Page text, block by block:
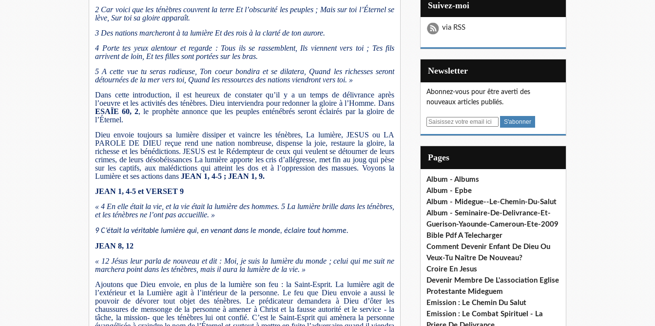
2 Car voici que les ténèbres couvrent la terre Et l’obscurité les peuples ; Mais sur toi l’Éternel se
lève, Sur toi sa gloire apparaît.
3 Des nations marcheront à ta lumière Et des rois à la clarté de ton aurore.
4 Porte tes yeux alentour et regarde : Tous ils se rassemblent, Ils viennent vers toi ; Tes fils
arrivent de loin, Et tes filles sont portées sur les bras.
5 A cette vue tu seras radieuse, Ton coeur bondira et se dilatera, Quand les richesses seront
détournées de la mer vers toi, Quand les ressources des nations viendront vers toi. »
Dans cette introduction, il est heureux de constater qu’il y a un temps de délivrance après
l’oeuvre et les activités des ténèbres. Dieu interviendra pour redonner la gloire à l’Homme. Dans
ESAÏE 60, 2, le prophète annonce que les peuples enténébrés seront éclairés par la gloire de
l’Éternel.
Dieu envoie toujours sa lumière dissiper et vaincre les ténèbres, La lumière, JESUS ou LA
PAROLE DE DIEU reçue rend une nation nombreuse, dispense la joie, restaure la gloire, la
richesse et les bénédictions. JESUS est le Rédempteur de ceux qui veulent se détourner de leurs
crimes, de leurs désobéissances La lumière apporte les cris d’allégresse, met fin au joug qui pèse
sur les captifs, aux malédictions qui atteint les dos et à l’oppression des massues. Voyons la
Lumière et ses actions dans JEAN 1, 4-5 ; JEAN 1, 9.
JEAN 1, 4-5 et VERSET 9
« 4 En elle était la vie, et la vie était la lumière des hommes. 5 La lumière brille dans les ténèbres,
et les ténèbres ne l’ont pas accueillie. »
9 C’était la véritable lumière qui, en venant dans le monde, éclaire tout homme.
JEAN 8, 12
« 12 Jésus leur parla de nouveau et dit : Moi, je suis la lumière du monde ; celui qui me suit ne
marchera point dans les ténèbres, mais il aura la lumière de la vie. »
Ajoutons que Dieu envoie, en plus de la lumière son feu : la Saint-Esprit. La lumière agit de
l’extérieur et la Lumière agit à l’intérieur de la personne. Le feu que Dieu envoie a aussi le
pouvoir de dévorer tout objet des ténèbres. Le prédicateur demandera à Dieu d’ôter les
chaussures de mensonge de la personne à amener à Christ et la fausse autorité et le service - la
tâche, la mission- que les ténèbres lui ont confié. C’est le Saint-Esprit qui amènera la personne
Suivez-moi
via RSS
Newsletter
Abonnez-vous pour être averti des
nouveaux articles publiés.
E
Pages
Album - Albums
Album - Epbe
Album - Midegue--Le-Chemin-Du-Salut
Album - Seminaire-De-Delivrance-Et-
Guerison-Yaounde-Cameroun-Ete-2009
Bible Pdf A Telecharger
Comment Devenir Enfant De Dieu Ou
Veux-Tu Naître De Nouveau?
Croire En Jesus
Devenir Membre De L'association Eglise
Protestante Mideguem
Emission : Le Chemin Du Salut
Emission : Le Combat Spirituel - La